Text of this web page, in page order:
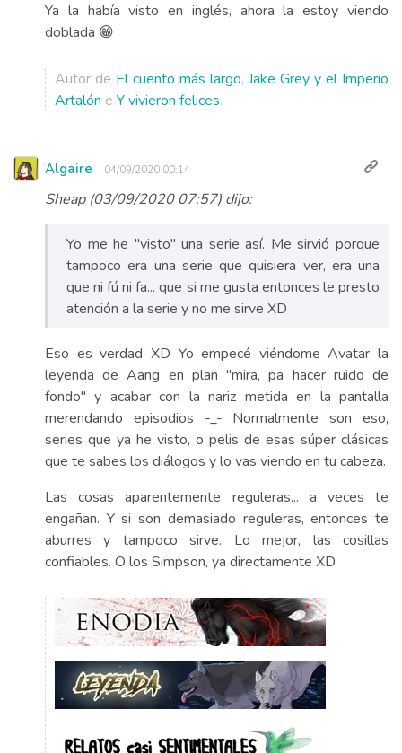
Ya la había visto en inglés, ahora la estoy viendo
doblada 😁
Autor de El cuento más largo, Jake Grey y el Imperio
Artalón e Y vivieron felices.
Algaire 04/09/2020 00:14
Sheap (03/09/2020 07:57) dijo:
Yo me he "visto" una serie así. Me sirvió porque
tampoco era una serie que quisiera ver, era una
que ni fú ni fa... que si me gusta entonces le presto
atención a la serie y no me sirve XD
Eso es verdad XD Yo empecé viéndome Avatar la
leyenda de Aang en plan "mira, pa hacer ruido de
fondo" y acabar con la nariz metida en la pantalla
merendando episodios -_- Normalmente son eso,
series que ya he visto, o pelis de esas súper clásicas
que te sabes los diálogos y lo vas viendo en tu cabeza.
Las cosas aparentemente reguleras... a veces te
engañan. Y si son demasiado reguleras, entonces te
aburres y tampoco sirve. Lo mejor, las cosillas
confiables. O los Simpson, ya directamente XD